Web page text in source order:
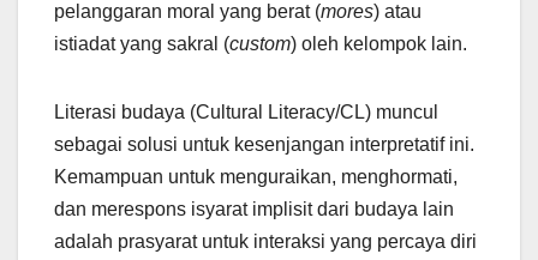
pelanggaran moral yang berat (mores) atau
istiadat yang sakral (custom) oleh kelompok lain.
Literasi budaya (Cultural Literacy/CL) muncul
sebagai solusi untuk kesenjangan interpretatif ini.
Kemampuan untuk menguraikan, menghormati,
dan merespons isyarat implisit dari budaya lain
adalah prasyarat untuk interaksi yang percaya diri